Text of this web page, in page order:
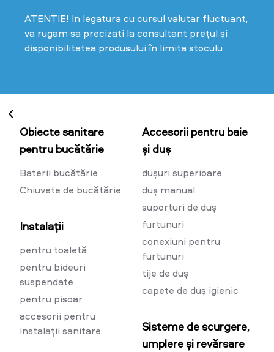
ATENȚIE! In legatura cu cursul valutar fluctuant,
va rugam sa precizati la consultant prețul și
disponibilitatea produsului în limita stoculu
Obiecte sanitare
pentru bucătărie
Baterii bucătărie
Chiuvete de bucătărie
Instalații
pentru toaletă
pentru bideuri
suspendate
pentru pisoar
accesorii pentru
instalații sanitare
Accesorii pentru baie
și duș
dușuri superioare
duș manual
suporturi de duș
furtunuri
conexiuni pentru
furtunuri
tije de duș
capete de duș igienic
Sisteme de scurgere,
umplere și revărsare